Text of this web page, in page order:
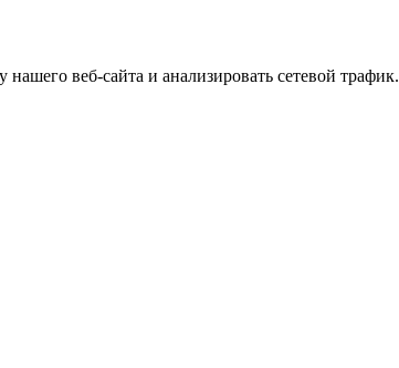
веб-сайта и анализировать сетевой трафик.